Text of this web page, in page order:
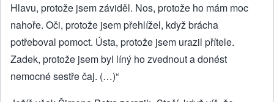
Hlavu, protože jsem záviděl. Nos, protože ho mám moc
nahoře. Oči, protože jsem přehlížel, když brácha
potřeboval pomoct. Ústa, protože jsem urazil přítele.
Zadek, protože jsem byl líný ho zvednout a donést
nemocné sestře čaj. (…)“